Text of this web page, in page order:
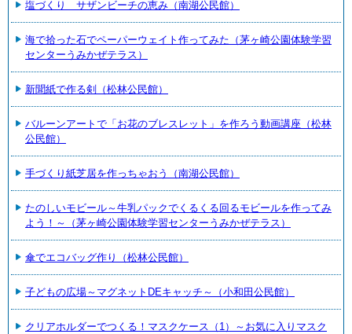
塩づくり サザンビーチの恵み（南湖公民館）
海で拾った石でペーパーウェイト作ってみた（茅ヶ崎公園体験学習
センターうみかぜテラス）
新聞紙で作る剣（松林公民館）
バルーンアートで「お花のブレスレット」を作ろう動画講座（松林
公民館）
手づくり紙芝居を作っちゃおう（南湖公民館）
たのしいモビール～牛乳パックでくるくる回るモビールを作ってみ
よう！～（茅ヶ崎公園体験学習センターうみかぜテラス）
傘でエコバッグ作り（松林公民館）
子どもの広場～マグネットDEキャッチ～（小和田公民館）
クリアホルダーでつくる！マスクケース（1）～お気に入りマスク